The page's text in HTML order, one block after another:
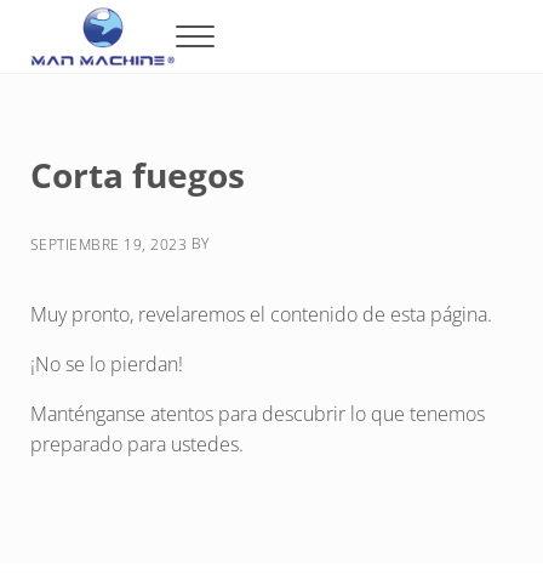
Saltar al contenido principal
Skip to header right navigation
Skip to after header navigation
Skip to site footer
Menu
Corta fuegos
SEPTIEMBRE 19, 2023 BY
Muy pronto, revelaremos el contenido de esta página.
¡No se lo pierdan!
Manténganse atentos para descubrir lo que tenemos
preparado para ustedes.